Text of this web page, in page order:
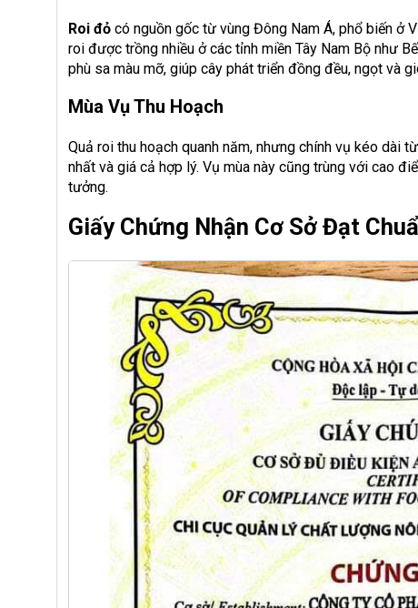
Roi đỏ có nguồn gốc từ vùng Đông Nam Á, phổ biến ở
roi được trồng nhiều ở các tỉnh miền Tây Nam Bộ như
phù sa màu mỡ, giúp cây phát triển đồng đều, ngọt và
Mùa Vụ Thu Hoạch
Quả roi thu hoạch quanh năm, nhưng chính vụ kéo dài
nhất và giá cả hợp lý. Vụ mùa này cũng trùng với cao
tưởng.
Giấy Chứng Nhận Cơ Sở Đạt